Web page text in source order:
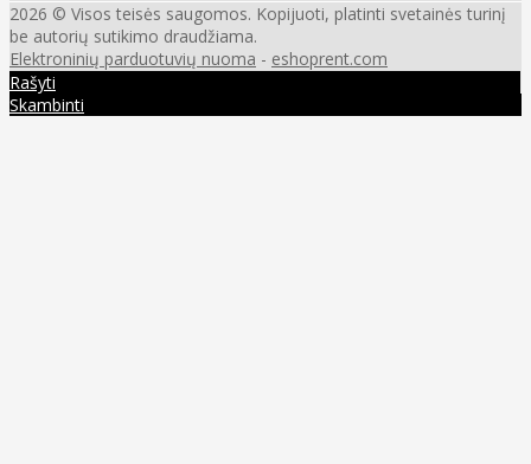
2026 © Visos teisės saugomos. Kopijuoti, platinti svetainės turinį
be autorių sutikimo draudžiama.
Elektroninių parduotuvių nuoma - eshoprent.com
Rašyti
Skambinti